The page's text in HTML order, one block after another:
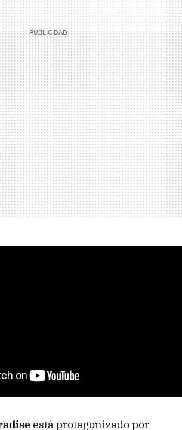
está protagonizado por